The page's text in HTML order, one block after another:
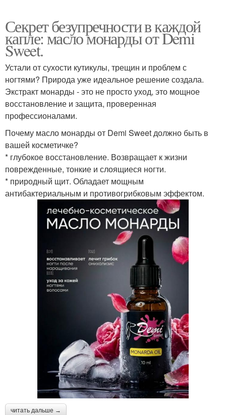
Секрет безупречности в каждой
капле: масло монарды от Demi
Sweet.
Устали от сухости кутикулы, трещин и проблем с
ногтями? Природа уже идеальное решение создала.
Экстракт монарды - это не просто уход, это мощное
восстановление и защита, проверенная
профессионалами.
Почему масло монарды от Demi Sweet должно быть в
вашей косметичке?
* глубокое восстановление. Возвращает к жизни
поврежденные, тонкие и слоящиеся ногти.
* природный щит. Обладает мощным
антибактериальным и противогрибковым эффектом.
читать дальше →